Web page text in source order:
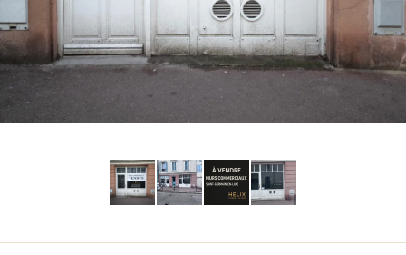
alt="Commerce à Saint germain en Laye nous proposons à
la vente des murs commerciaux dans le centre ville de
Saint Germain en Laye proche de la place du marché neuf"
title="Commerce à Saint germain en Laye nous proposons
à la vente des murs commerciaux dans le centre ville de
Saint Germain en Laye proche de la place du marché